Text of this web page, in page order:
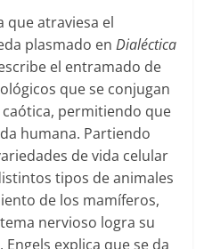
que atraviesa el
plasmado enDialéctica
el entramado de
que se conjugan
permitiendo que
humana. Partiendo
de vida celular
tipos de animales
de los mamíferos,
nervioso logra su
explica que se da